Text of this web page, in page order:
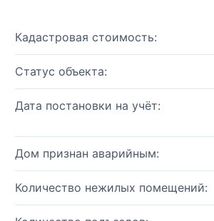
Кадастровая стоимость:
Статус объекта:
Дата постановки на учёт:
Дом признан аварийным:
Количество нежилых помещений: